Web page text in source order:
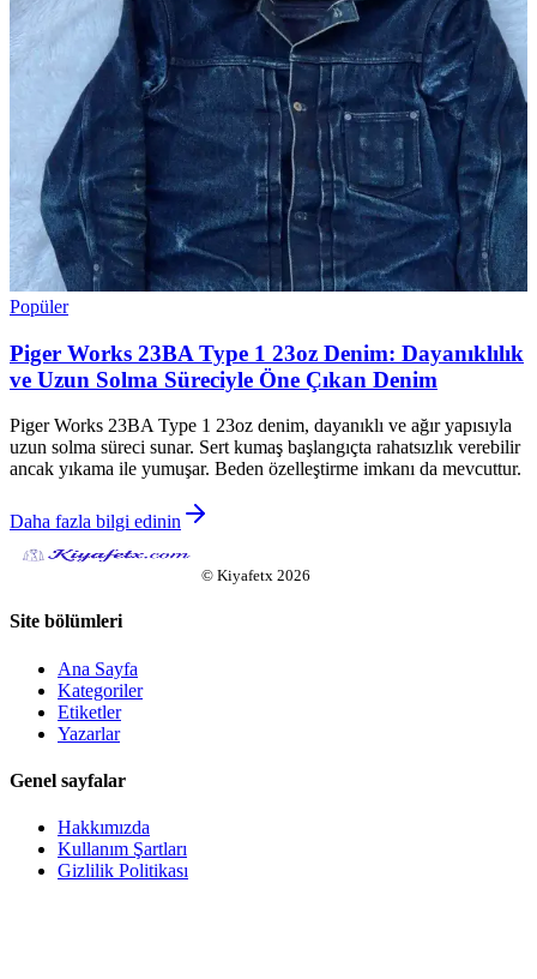
Popüler
Piger Works 23BA Type 1 23oz Denim: Dayanıklılık
ve Uzun Solma Süreciyle Öne Çıkan Denim
Piger Works 23BA Type 1 23oz denim, dayanıklı ve ağır yapısıyla
uzun solma süreci sunar. Sert kumaş başlangıçta rahatsızlık verebilir
ancak yıkama ile yumuşar. Beden özelleştirme imkanı da mevcuttur.
Daha fazla bilgi edinin
© Kiyafetx 2026
Site bölümleri
Ana Sayfa
Kategoriler
Etiketler
Yazarlar
Genel sayfalar
Hakkımızda
Kullanım Şartları
Gizlilik Politikası